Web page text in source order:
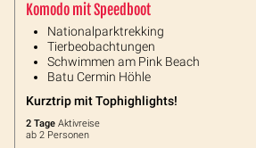
Komodo mit Speedboot
Nationalparktrekking
Tierbeobachtungen
Schwimmen am Pink Beach
Batu Cermin Höhle
Kurztrip mit Tophighlights!
2 Tage Aktivreise
ab 2 Personen